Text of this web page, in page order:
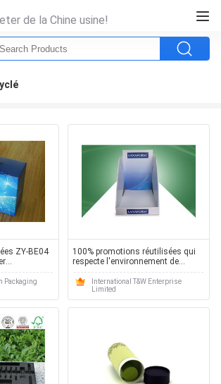
de la Chine usine!
ZY-BE04
PAR
Packaging
100% promotions réutilisées qui
respecte l'environnement de
présentoir de carton pour le
maquillageInternational T&W Enterprise
Limited